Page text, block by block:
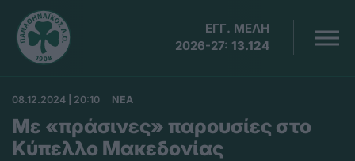
ΕΓΓ. ΜΕΛΗ
2026-27: 13.124
08.12.2024 | 20:10 ΝΕΑ
Με «πράσινες» παρουσίες στο
Κύπελλο Μακεδονίας